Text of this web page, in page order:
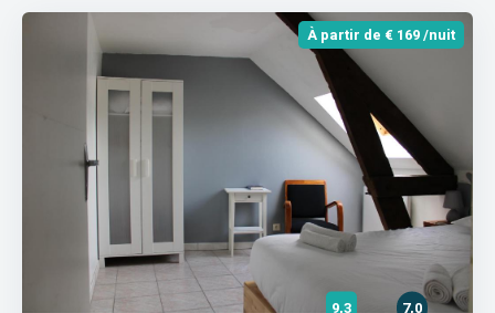
À partir de € 169 /nuit
9,3 7,0